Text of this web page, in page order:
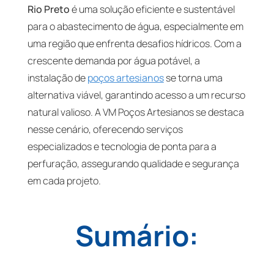
Rio Pretoé uma solução eficiente e sustentável
para o abastecimento de água, especialmente em
uma região que enfrenta desafios hídricos. Com a
crescente demanda por água potável, a
instalação depoços artesianosse torna uma
alternativa viável, garantindo acesso a um recurso
natural valioso. A VM Poços Artesianos se destaca
nesse cenário, oferecendo serviços
especializados e tecnologia de ponta para a
perfuração, assegurando qualidade e segurança
em cada projeto.
Sumário: